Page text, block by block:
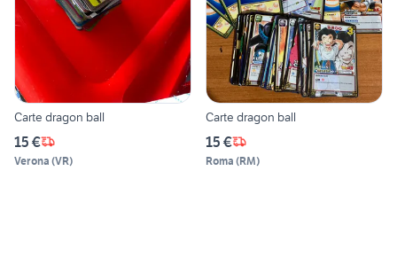
Carte dragon ball
15 €
Verona (VR)
Carte dragon ball
15 €
Roma (RM)